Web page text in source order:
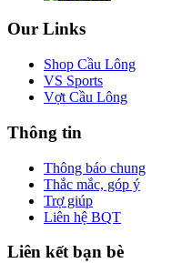
Our Links
Shop Cầu Lông
VS Sports
Vợt Cầu Lông
Thông tin
Thông báo chung
Thắc mắc, góp ý
Trợ giúp
Liên hệ BQT
Liên kết bạn bè